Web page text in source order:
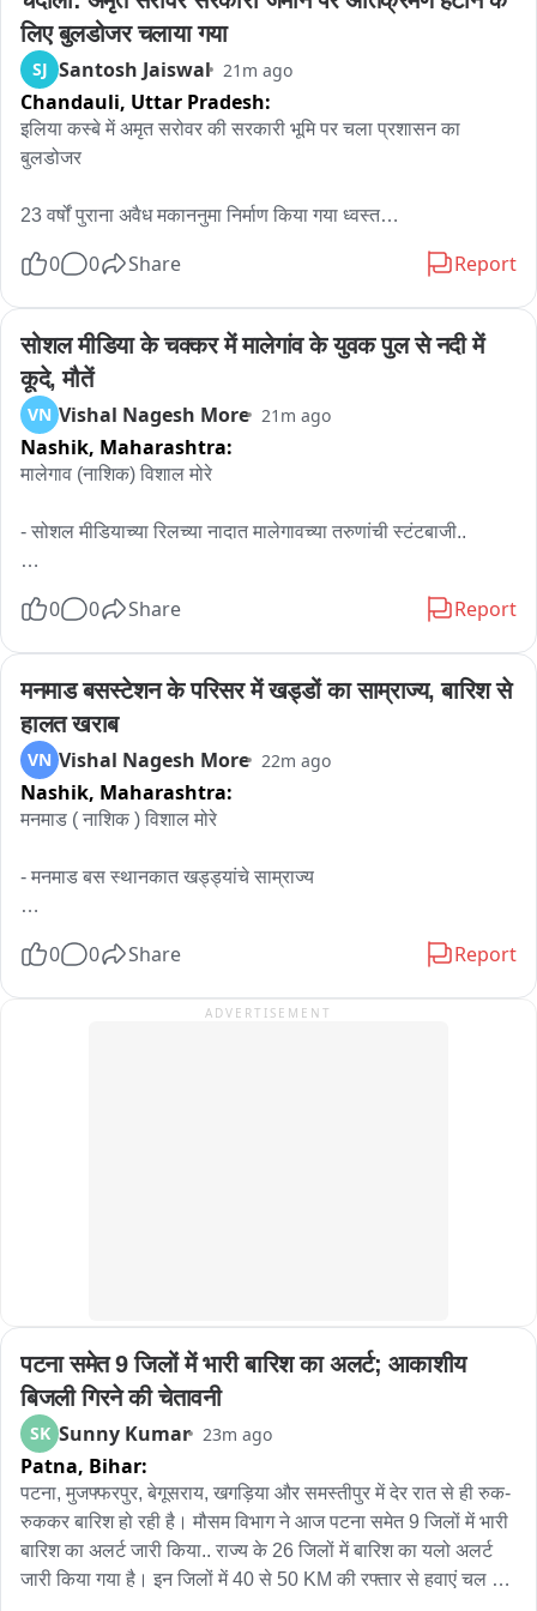
लिए बुलडोजर चलाया गया
SJ Santosh Jaiswal 21m ago
Chandauli, Uttar Pradesh:
इलिया कस्बे में अमृत सरोवर की सरकारी भूमि पर चला प्रशासन का
बुलडोजर
23 वर्षों पुराना अवैध मकाननुमा निर्माण किया गया ध्वस्त
रानी लक्ष्मीबाई अमृत सरोवर की सरकारी जमीन को कराया गया अतिक्रमण
एसडीएम के निर्देश पर राजस्व विभाग और पुलिस की संयुक्त कार्रवाई
नायब तहसीलदार मोहम्मद आरिफ व आलोक निषाद की मौजूदगी में चली
जेसीबी
प्रशासन का संदेश— सरकारी भूमि, तालाब और अमृत सरोवर पर
0 0 Share Report
सोशल मीडिया के चक्कर में मालेगांव के युवक पुल से नदी में
कूदे, मौतें
VN Vishal Nagesh More 21m ago
Nashik, Maharashtra:
मालेगाव (नाशिक) विशाल मोरे
- सोशल मीडियाच्या रिलच्या नादात मालेगावच्या तरुणांची स्टंटबाजी..
मीडियावर व्हायरल..
- गिरणा नदीच्या पाण्यात पुन्हा गेला एका तरुणाचा जीव...
Anc: सोशल मीडियावर रिल बनविण्याच्या नादात मालेगावचे अनेक तरुण,
बालक हे गिरणा, मोसम नदीच्या पुराच्या पाण्यात उंच पुलावरून उडी मारत
स्टंटबाजी करत असतात. यामध्ये कित्येक तरुणांनी आपला जीव देखील
गमावला आहे. प्रशासन, सामाजिक कार्यकर्ते वारंवार याबाबत आवाहन करून
आहे. पुन्हा काल एका तरुणाचा मृतदेह गिरणा नदीत मिळून आला. किल्ला
तैराक ग्रुपच्या कार्यकर्त्यांनी त्या मयत तरुणाला बाहेर काढले आणि पुन्हा
0 0 Share Report
मनमाड बसस्टेशन के परिसर में खड्डों का साम्राज्य, बारिश से
हालत खराब
VN Vishal Nagesh More 22m ago
Nashik, Maharashtra:
मनमाड ( नाशिक ) विशाल मोरे
- मनमाड बस स्थानकात खड्ड्यांचे साम्राज्य
असून,पावसामुळे  परिसर चिखलमय झाला असून, पावसाचे  पाणी खड्ड्यात
0 0 Share Report
ADVERTISEMENT
पटना समेत 9 जिलों में भारी बारिश का अलर्ट; आकाशीय
बिजली गिरने की चेतावनी
SK Sunny Kumar 23m ago
Patna, Bihar:
पटना, मुजफ्फरपुर, बेगूसराय, खगड़िया और समस्तीपुर में देर रात से ही रुक-
रुककर बारिश हो रही है। मौसम विभाग ने आज पटना समेत 9 जिलों में भारी
बारिश का अलर्ट जारी किया.. राज्य के 26 जिलों में बारिश का यलो अलर्ट
जारी किया गया है। इन जिलों में 40 से 50 KM की रफ्तार से हवाएं चल